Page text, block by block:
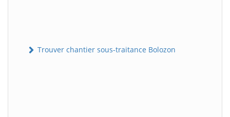
Trouver chantier sous-traitance Bolozon